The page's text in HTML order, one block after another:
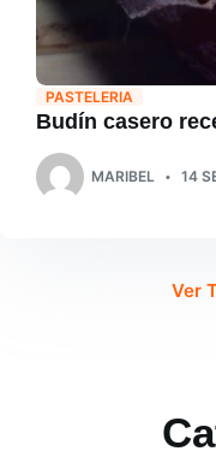
PASTELERIA
Budín casero
MARIBEL 14
Ver